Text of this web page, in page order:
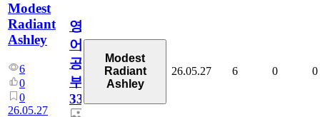
Modest
Radiant
Ashley
6
0
0
26.05.27
영
어
공
부
33
Modest
Radiant
Ashley
26.05.27 6 0 0